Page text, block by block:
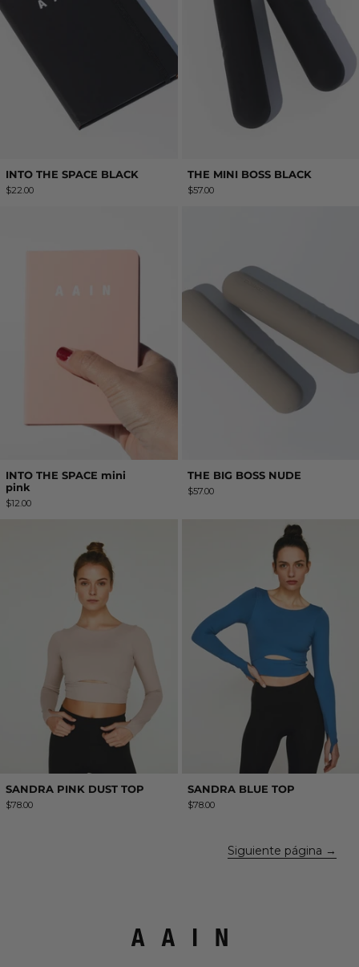
INTO THE SPACE BLACK
$22.00
THE MINI BOSS BLACK
$57.00
INTO THE SPACE mini
pink
$12.00
THE BIG BOSS NUDE
$57.00
SANDRA PINK DUST TOP
$78.00
SANDRA
SANDRA BLUE TOP
$78.00
Siguiente página